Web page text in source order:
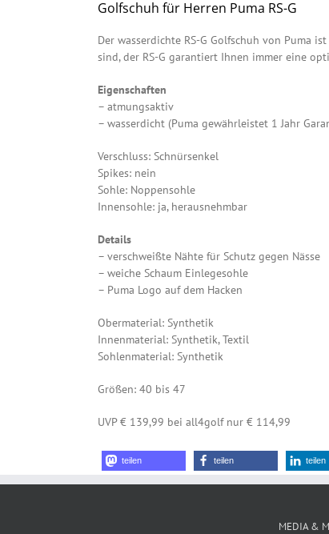
Golfschuh für Herren Puma RS-G
Der wasserdichte RS-G Golfschuh von Puma
sind, der RS-G garantiert Ihnen immer eine
Eigenschaften
– atmungsaktiv
– wasserdicht (Puma gewährleistet 1 Jahr
Verschluss: Schnürsenkel
Spikes: nein
Sohle: Noppensohle
Innensohle: ja, herausnehmbar
Details
– verschweißte Nähte für Schutz gegen Nässe
– weiche Schaum Einlegesohle
– Puma Logo auf dem Hacken
Obermaterial: Synthetik
Innenmaterial: Synthetik, Textil
Sohlenmaterial: Synthetik
Größen: 40 bis 47
UVP € 139,99 bei all4golf nur € 114,99
teilen teilen teilen
MEDIA &